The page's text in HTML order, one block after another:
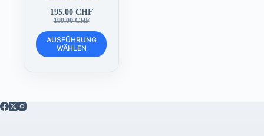
199.00CHF
Ursprünglicher
Preis
war:
199.00 CHF
195.00 CHF
Aktueller
Preis
ist:
195.00 CHF.
AUSFÜHRUNG
WÄHLEN
Dieses
Produkt
weist